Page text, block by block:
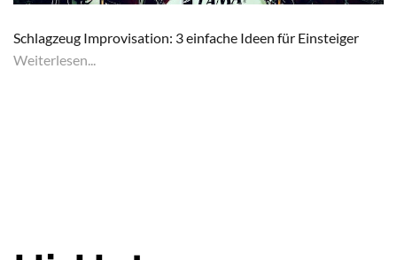
Schlagzeug Improvisation: 3 einfache Ideen für Einsteiger
Weiterlesen...